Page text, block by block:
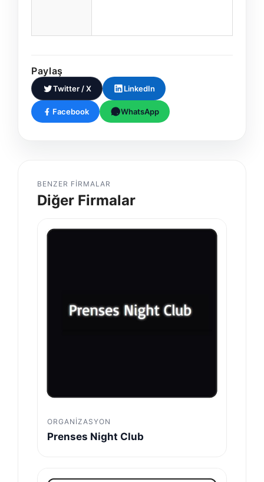
Paylaş
Twitter / X LinkedIn
Facebook WhatsApp
BENZER FIRMALAR
Diğer Firmalar
ORGANIZASYON
Prenses Night Club